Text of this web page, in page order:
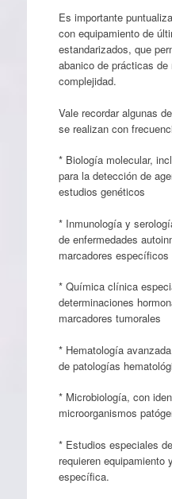
Es importante
con equipamiento de
estandarizados, que
abanico de prácticas
complejidad.
Vale recordar algunas
se realizan con
* Biología molecular,
para la detección de
estudios genéticos
* Inmunología y
de enfermedades
marcadores específicos
* Química clínica
determinaciones
marcadores tumorales
* Hematología
de patologías
* Microbiología, con
microorganismos
* Estudios especiales
requieren equipamiento
específica.